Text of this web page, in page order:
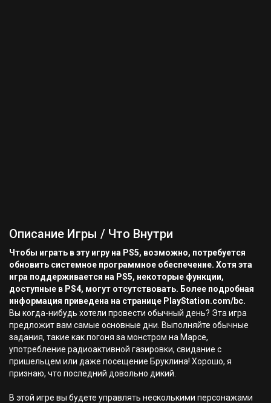
Описание Игры / Что Внутри
Чтобы играть в эту игру на PS5, возможно, потребуется
обновить системное программное обеспечение. Хотя эта
игра поддерживается на PS5, некоторые функции,
доступные в PS4, могут отсутствовать. Более подробная
информация приведена на странице PlayStation.com/bc.
Вы когда-нибудь хотели провести обычный день? Эта игра
предложит вам самые основные дни. Выполняйте обычные
задания, такие как погоня за монстром на Марсе,
употребление радиоактивной газировки, свидание с
пришельцем или даже посещение Бруклина! Хорошо, я
признаю, что последний довольно дикий.
В этой игре вы будете управлять несколькими персонажами